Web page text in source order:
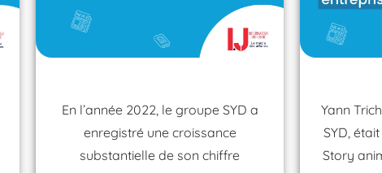
En l’année 2022, le groupe SYD a
enregistré une croissance
substantielle de son chiffre
Yann
SYD,
Story